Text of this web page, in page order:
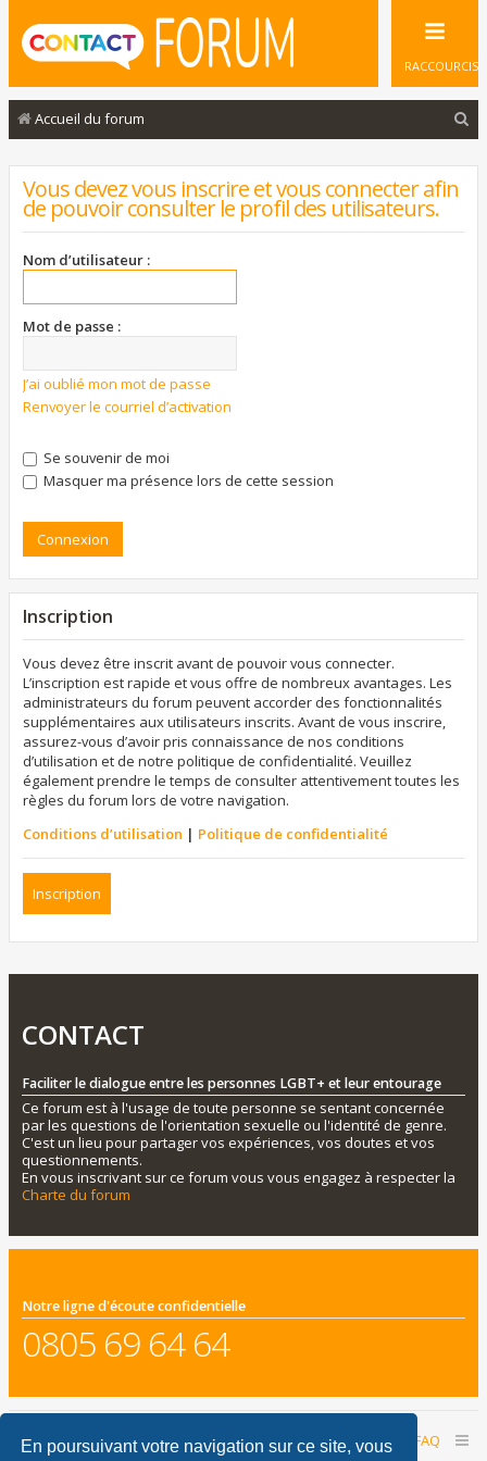
En poursuivant votre navigation sur ce site, vous
RACCOURCIS
Accueil du forum
Vous devez vous inscrire et vous connecter afin
de pouvoir consulter le profil des utilisateurs.
Nom d’utilisateur :
Mot de passe :
J’ai oublié mon mot de passe
Renvoyer le courriel d’activation
Se souvenir de moi
Masquer ma présence lors de cette session
Inscription
Vous devez être inscrit avant de pouvoir vous connecter.
L’inscription est rapide et vous offre de nombreux avantages. Les
administrateurs du forum peuvent accorder des fonctionnalités
supplémentaires aux utilisateurs inscrits. Avant de vous inscrire,
assurez-vous d’avoir pris connaissance de nos conditions
d’utilisation et de notre politique de confidentialité. Veuillez
également prendre le temps de consulter attentivement toutes les
règles du forum lors de votre navigation.
Conditions d’utilisation | Politique de confidentialité
Inscription
CONTACT
Faciliter le dialogue entre les personnes LGBT+ et leur entourage
Ce forum est à l'usage de toute personne se sentant concernée
par les questions de l'orientation sexuelle ou l'identité de genre.
C'est un lieu pour partager vos expériences, vos doutes et vos
questionnements.
En vous inscrivant sur ce forum vous vous engagez à respecter la
Charte du forum
Notre ligne d'écoute confidentielle
0805 69 64 64
Accueil du forum FAQ
Nous contacter